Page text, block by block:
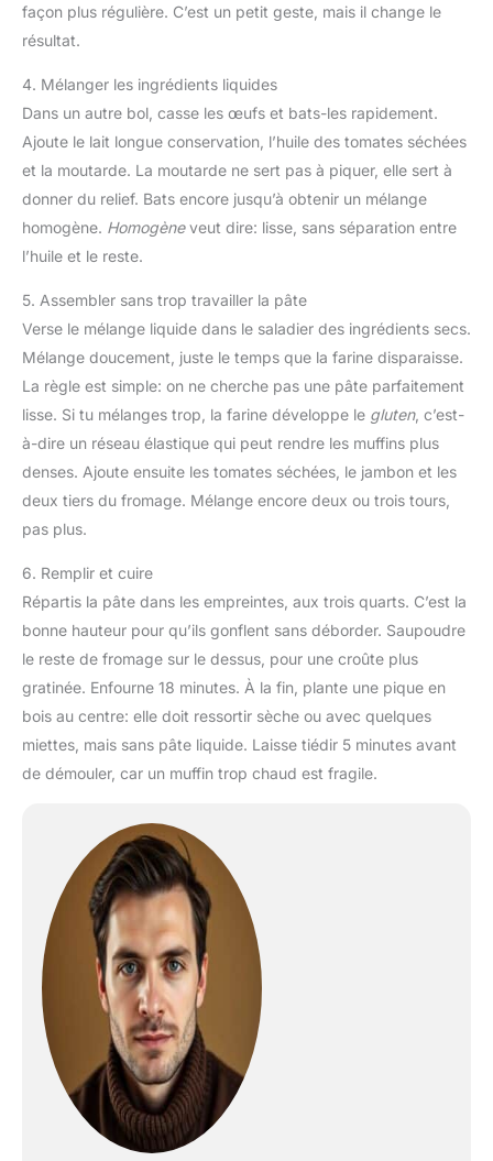
façon plus régulière. C’est un petit geste, mais il change le
résultat.
4. Mélanger les ingrédients liquides
Dans un autre bol, casse les œufs et bats-les rapidement.
Ajoute le lait longue conservation, l’huile des tomates séchées
et la moutarde. La moutarde ne sert pas à piquer, elle sert à
donner du relief. Bats encore jusqu’à obtenir un mélange
homogène. Homogèneveut dire: lisse, sans séparation entre
l’huile et le reste.
5. Assembler sans trop travailler la pâte
Verse le mélange liquide dans le saladier des ingrédients secs.
Mélange doucement, juste le temps que la farine disparaisse.
La règle est simple: on ne cherche pas une pâte parfaitement
lisse. Si tu mélanges trop, la farine développe le gluten, c’est-
à-dire un réseau élastique qui peut rendre les muffins plus
denses. Ajoute ensuite les tomates séchées, le jambon et les
deux tiers du fromage. Mélange encore deux ou trois tours,
pas plus.
6. Remplir et cuire
Répartis la pâte dans les empreintes, aux trois quarts. C’est la
bonne hauteur pour qu’ils gonflent sans déborder. Saupoudre
le reste de fromage sur le dessus, pour une croûte plus
gratinée. Enfourne 18 minutes. À la fin, plante une pique en
bois au centre: elle doit ressortir sèche ou avec quelques
miettes, mais sans pâte liquide. Laisse tiédir 5 minutes avant
de démouler, car un muffin trop chaud est fragile.